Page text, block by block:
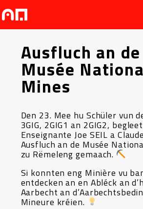
Ausfluch an de
Musée
Mines
Den 23. Mee hu Schüler vun
3GIG, 2GIG1 an 2GIG2,
Enseignante Joe SEIL a
Ausfluch an de Musée
zu Rëmeleng gemaach.
Si konnten eng Minière vu
entdecken an en Abléck an
Aarbecht an
Mineure kréien.